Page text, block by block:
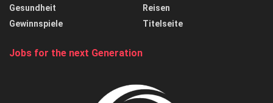
Gesundheit
Gewinnspiele
Reisen
Titelseite
Jobs for the next Generation